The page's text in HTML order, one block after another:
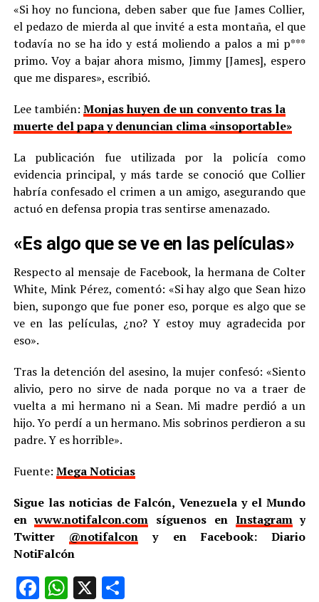
«Si hoy no funciona, deben saber que fue James Collier,
el pedazo de mierda al que invité a esta montaña, el que
todavía no se ha ido y está moliendo a palos a mi p***
primo. Voy a bajar ahora mismo, Jimmy [James], espero
que me dispares», escribió.
Lee también: Monjas huyen de un convento tras la
muerte del papa y denuncian clima «insoportable»
La publicación fue utilizada por la policía como
evidencia principal, y más tarde se conoció que Collier
habría confesado el crimen a un amigo, asegurando que
actuó en defensa propia tras sentirse amenazado.
«Es algo que se ve en las películas»
Respecto al mensaje de Facebook, la hermana de Colter
White, Mink Pérez, comentó: «Si hay algo que Sean hizo
bien, supongo que fue poner eso, porque es algo que se
ve en las películas, ¿no? Y estoy muy agradecida por
eso».
Tras la detención del asesino, la mujer confesó: «Siento
alivio, pero no sirve de nada porque no va a traer de
vuelta a mi hermano ni a Sean. Mi madre perdió a un
hijo. Yo perdí a un hermano. Mis sobrinos perdieron a su
padre. Y es horrible».
Fuente: Mega Noticias
Sigue las noticias de Falcón, Venezuela y el Mundo
enwww.notifalcon.com síguenos en Instagramy
Twitter @notifalcon y en Facebook: Diario
NotiFalcón
Facebook
WhatsApp
X Compartir